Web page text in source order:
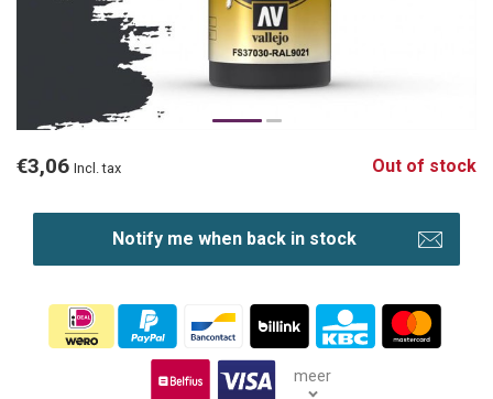
€3,06 Incl. tax Out of stock
Notify me when back in stock
meer